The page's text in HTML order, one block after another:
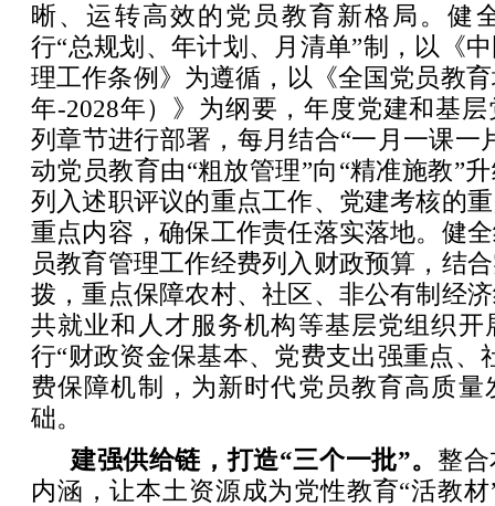
晰、运转高效的党员教育新格局。健
行“总规划、年计划、月清单”制，以《
理工作条例》为遵循，以《全国党员教
年-2028年）》为纲要，年度党建和基
列章节进行部署，每月结合“一月一课一
动党员教育由“粗放管理”向“精准施教”
列入述职评议的重点工作、党建考核的
重点内容，确保工作责任落实落地。健
员教育管理工作经费列入财政预算，结
拨，重点保障农村、社区、非公有制经
共就业和人才服务机构等基层党组织开
行“财政资金保基本、党费支出强重点、
费保障机制，为新时代党员教育高质量
础。
建强供给链，打造“三个一批”。 整
内涵，让本土资源成为党性教育“活教